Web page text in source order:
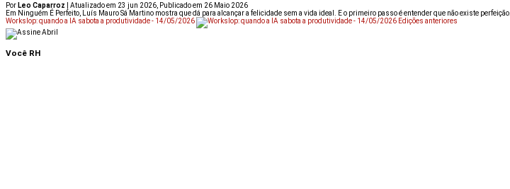
Por Leo Caparroz
| Atualizado em 23 jun 2026, Publicado em 26 Maio 2026
Em Ninguém É Perfeito, Luís Mauro Sá Martino mostra que dá para alcançar a felicidade sem a vida ideal. E o primeiro passo é entender que não existe perfeição.
Workslop: quando a IA sabota a produtividade - 14/05/2026
Edições anteriores
Você RH